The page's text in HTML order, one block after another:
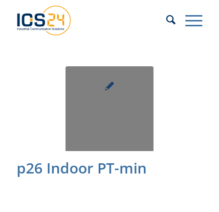
p26 Indoor PT-min